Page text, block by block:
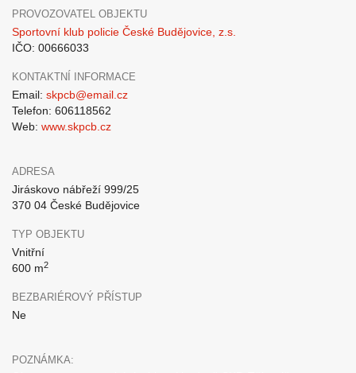
PROVOZOVATEL OBJEKTU
Sportovní klub policie České Budějovice, z.s.
IČO: 00666033
KONTAKTNÍ INFORMACE
Email: skpcb@email.cz
Telefon: 606118562
Web: www.skpcb.cz
ADRESA
Jiráskovo nábřeží 999/25
370 04 České Budějovice
TYP OBJEKTU
Vnitřní
600 m2
BEZBARIÉROVÝ PŘÍSTUP
Ne
POZNÁMKA: